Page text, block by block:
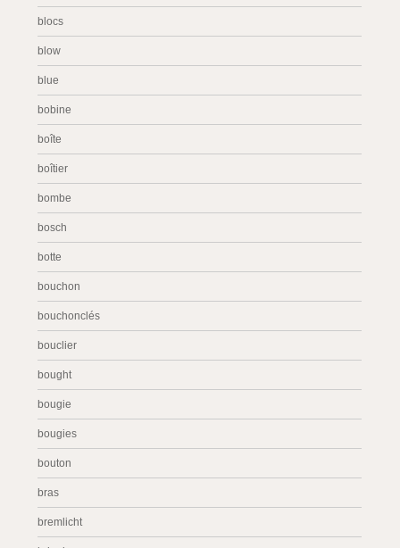
blocs
blow
blue
bobine
boîte
boîtier
bombe
bosch
botte
bouchon
bouchonclés
bouclier
bought
bougie
bougies
bouton
bras
bremlicht